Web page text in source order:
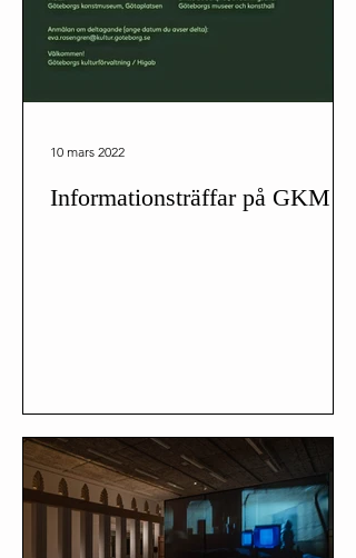
Informationsträffar på GKM
10 mars 2022